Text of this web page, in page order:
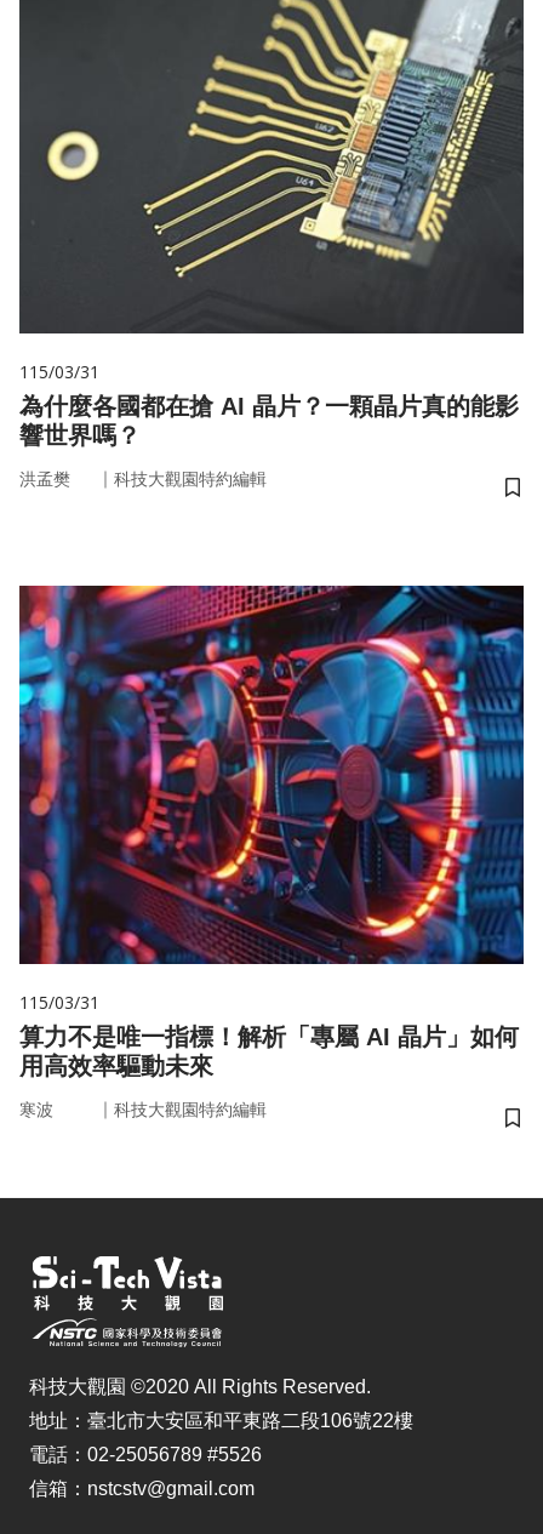
115/03/31
為什麼各國都在搶 AI 晶片？一顆晶片真的能影
響世界嗎？
洪孟樊 ｜ 科技大觀園特約編輯
儲
115/03/31
算力不是唯一指標！解析「專屬 AI 晶片」如何
用高效率驅動未來
寒波 ｜ 科技大觀園特約編輯
儲
科技大觀園 ©2020 All Rights Reserved.
地址：臺北市大安區和平東路二段106號22樓
電話：02-25056789 #5526
信箱：nstcstv@gmail.com